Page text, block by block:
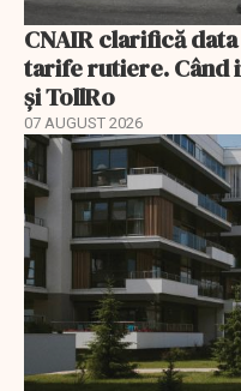
CNAIR clarifică
tarife rutiere. Când
și TollRo
07 AUGUST 2026